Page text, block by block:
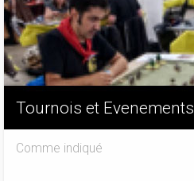
Tournois et Evenements
Comme indiqué